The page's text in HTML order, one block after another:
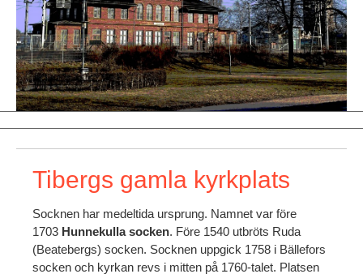
Tibergs gamla kyrkplats
Socknen har medeltida ursprung. Namnet var före
1703 Hunnekulla socken. Före 1540 utbröts Ruda
(Beatebergs) socken. Socknen uppgick 1758 i Bällefors
socken och kyrkan revs i mitten på 1760-talet. Platsen